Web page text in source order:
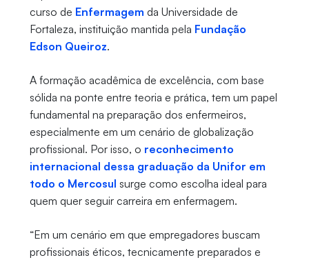
curso de Enfermagem da Universidade de
Fortaleza, instituição mantida pela Fundação
Edson Queiroz.
A formação acadêmica de excelência, com base
sólida na ponte entre teoria e prática, tem um papel
fundamental na preparação dos enfermeiros,
especialmente em um cenário de globalização
profissional. Por isso, o reconhecimento
internacional dessa graduação da Unifor em
todo o Mercosul surge como escolha ideal para
quem quer seguir carreira em enfermagem.
“Em um cenário em que empregadores buscam
profissionais éticos, tecnicamente preparados e